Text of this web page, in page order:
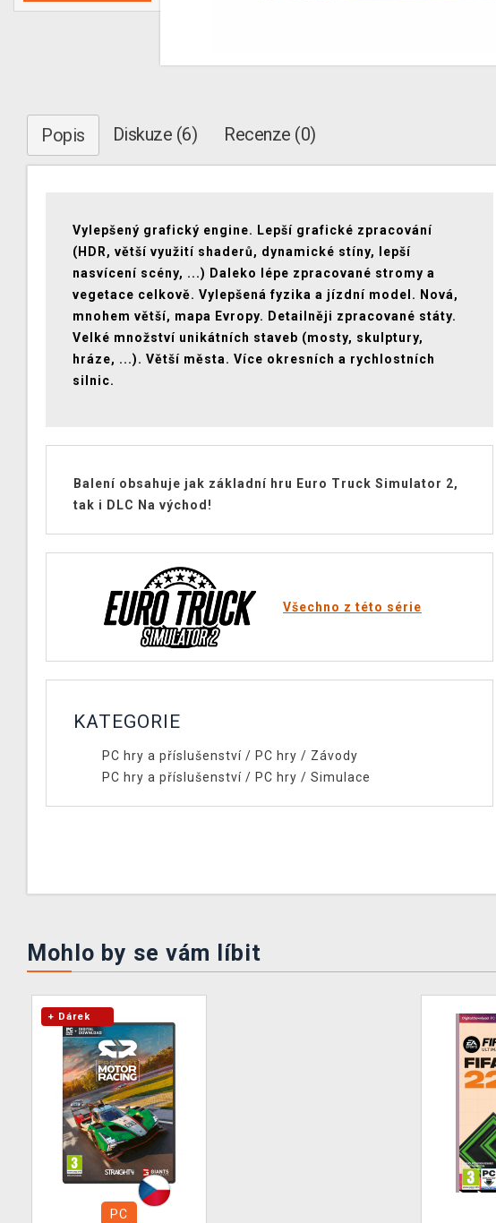
Popis Diskuze (6) Recenze (0)
Vylepšený grafický engine. Lepší grafické zpracování
(HDR, větší využití shaderů, dynamické stíny, lepší
nasvícení scény, ...) Daleko lépe zpracované stromy a
vegetace celkově. Vylepšená fyzika a jízdní model. Nová,
mnohem větší, mapa Evropy. Detailněji zpracované státy.
Velké množství unikátních staveb (mosty, skulptury,
hráze, ...). Větší města. Více okresních a rychlostních
silnic.
Balení obsahuje jak základní hru Euro Truck Simulator 2,
tak i DLC Na východ!
Všechno z této série
KATEGORIE
PC hry a příslušenství/ PC hry / Závody
PC hry a příslušenství/ PC hry / Simulace
Mohlo by se vám líbit
+ Dárek
PC